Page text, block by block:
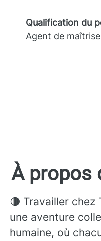
Qualification du
Agent de maîtrise
À propos
🟠 Travailler chez
une aventure
humaine, où